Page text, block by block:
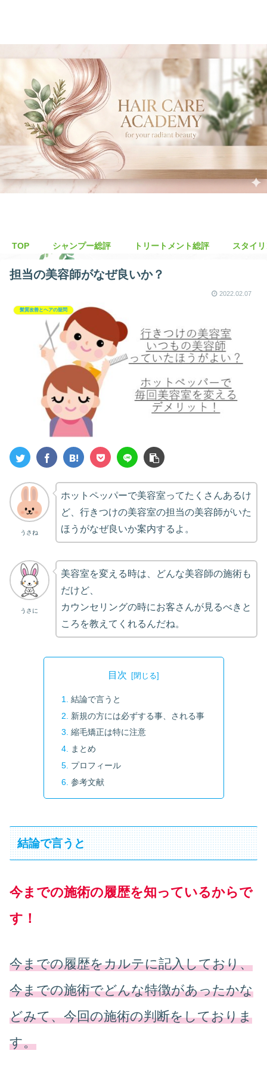
TOP シャンプー総評 トリートメント総評 スタイ
担当の美容師がなぜ良いか？
2022.02.07
髪質改善とヘアの疑問
うさね
ホットペッパーで美容室ってたくさんあるけ
ど、行きつけの美容室の担当の美容師がいた
ほうがなぜ良いか案内するよ。
うさに
美容室を変える時は、どんな美容師の施術も
だけど、
カウンセリングの時にお客さんが見るべきと
ころを教えてくれるんだね。
目次
結論で言うと
新規の方には必ずする事、される事
縮毛矯正は特に注意
まとめ
プロフィール
参考文献
結論で言うと
今までの施術の履歴を知っているからで
す！
今までの履歴をカルテに記入しており、
今までの施術でどんな特徴があったかな
どみて、今回の施術の判断をしておりま
す。